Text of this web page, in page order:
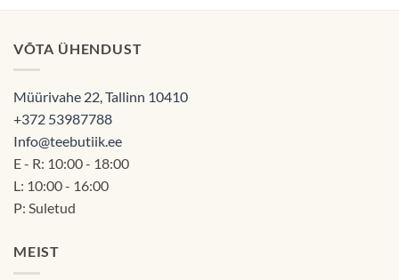
60.00€
VÕTA ÜHENDUST
Müürivahe 22, Tallinn 10410
+372 53987788
Info@teebutiik.ee
E - R: 10:00 - 18:00
L: 10:00 - 16:00
P: Suletud
MEIST